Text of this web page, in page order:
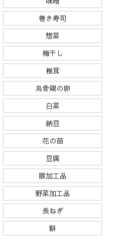
巻き寿司
惣菜
梅干し
椎茸
烏骨鶏の卵
白菜
納豆
花の苗
豆腐
豚加工品
野菜加工品
長ねぎ
餅